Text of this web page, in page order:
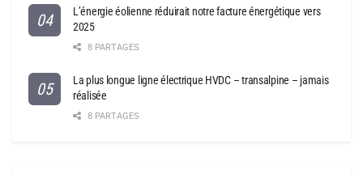
L’énergie éolienne réduirait notre facture énergétique vers
2025
8 PARTAGES
La plus longue ligne électrique HVDC – transalpine – jamais
réalisée
8 PARTAGES